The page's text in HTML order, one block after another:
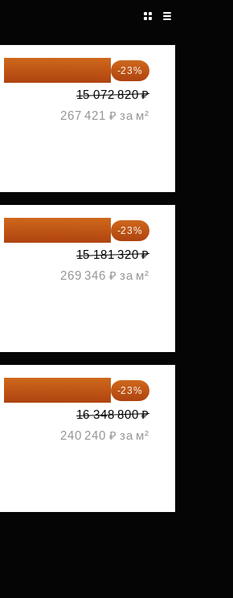
-23%
15 072 820 ₽
267 421 ₽ за м²
-23%
15 181 320 ₽
269 346 ₽ за м²
-23%
16 348 800 ₽
240 240 ₽ за м²